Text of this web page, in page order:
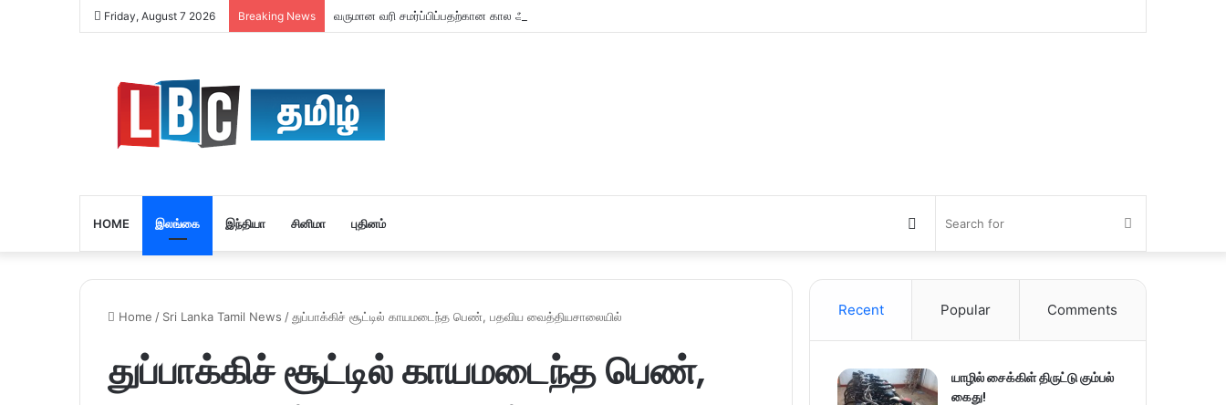
Friday, August 7 2026 Breaking News வருமான வரி சமர்ப்பிப்பதற்கான கால அவகாசம் நீடிப்பு
HOME இலங்கை இந்தியா சினிமா புதினம்
for
Switch
skin
Home / Sri Lanka Tamil News /துப்பாக்கிச் சூட்டில் காயமடைந்த பெண், பதவிய வைத்தியசாலையில்
துப்பாக்கிச் சூட்டில் காயமடைந்த பெண்,
Recent Popular Comments
யாழில் சைக்கிள் திருட்டு கும்பல்
கைது!